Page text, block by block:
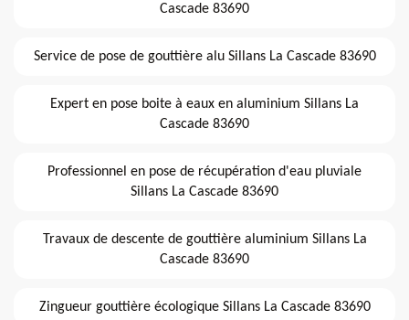
Cascade 83690
Service de pose de gouttière alu Sillans La Cascade 83690
Expert en pose boite à eaux en aluminium Sillans La
Cascade 83690
Professionnel en pose de récupération d'eau pluviale
Sillans La Cascade 83690
Travaux de descente de gouttière aluminium Sillans La
Cascade 83690
Zingueur gouttière écologique Sillans La Cascade 83690